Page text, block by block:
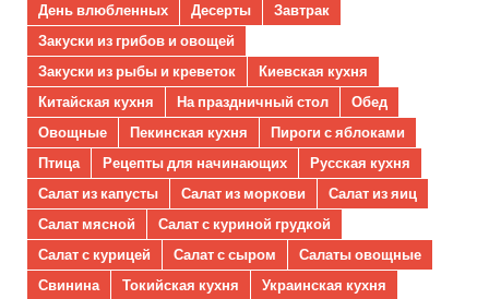
День влюбленных
Десерты
Завтрак
Закуски из грибов и овощей
Закуски из рыбы и креветок
Киевская кухня
Китайская кухня
На праздничный стол
Обед
Овощные
Пекинская кухня
Пироги с яблоками
Птица
Рецепты для начинающих
Русская кухня
Салат из капусты
Салат из моркови
Салат из яиц
Салат мясной
Салат с куриной грудкой
Салат с курицей
Салат с сыром
Салаты овощные
Свинина
Токийская кухня
Украинская кухня